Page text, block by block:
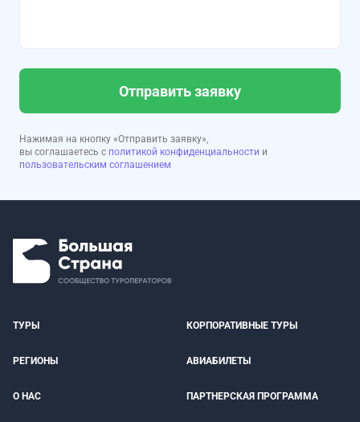
Отправить заявку
Нажимая на кнопку «Отправить заявку»,
вы соглашаетесь с политикой конфиденциальности и
пользовательским соглашением
ТУРЫ КОРПОРАТИВНЫЕ ТУРЫ
РЕГИОНЫ АВИАБИЛЕТЫ
О НАС ПАРТНЕРСКАЯ ПРОГРАММА